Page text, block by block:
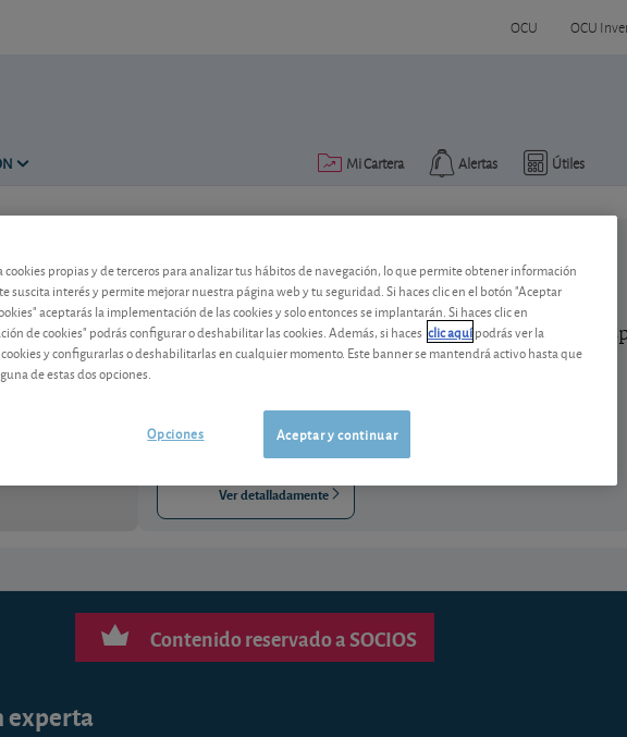
OCU OCU
Útiles
Alertas
Mi Cartera
FCC: acuerdo con los sindicatos
Buenas noticias para las cuentas de la constructora
05/08/2026
Ver detalladamente
Contenido reservado a SOCIOS
experta
cookies propias y de terceros para analizar tus hábitos de navegación, lo que permite obtener información
suscita interés y permite mejorar nuestra página web y tu seguridad. Si haces clic en el botón "Aceptar
aceptarás la implementación de las cookies y solo entonces se implantarán. Si haces clic en
de cookies" podrás configurar o deshabilitar las cookies. Además, si haces clic aquípodrás ver la
y configurarlas o deshabilitarlas en cualquier momento. Este banner se mantendrá activo hasta que
de estas dos opciones.
Aceptar y continuar
Opciones